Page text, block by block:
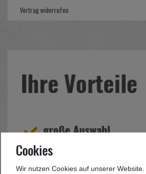
Vertrag widerrufen
Cookies
Wir nutzen Cookies auf unserer